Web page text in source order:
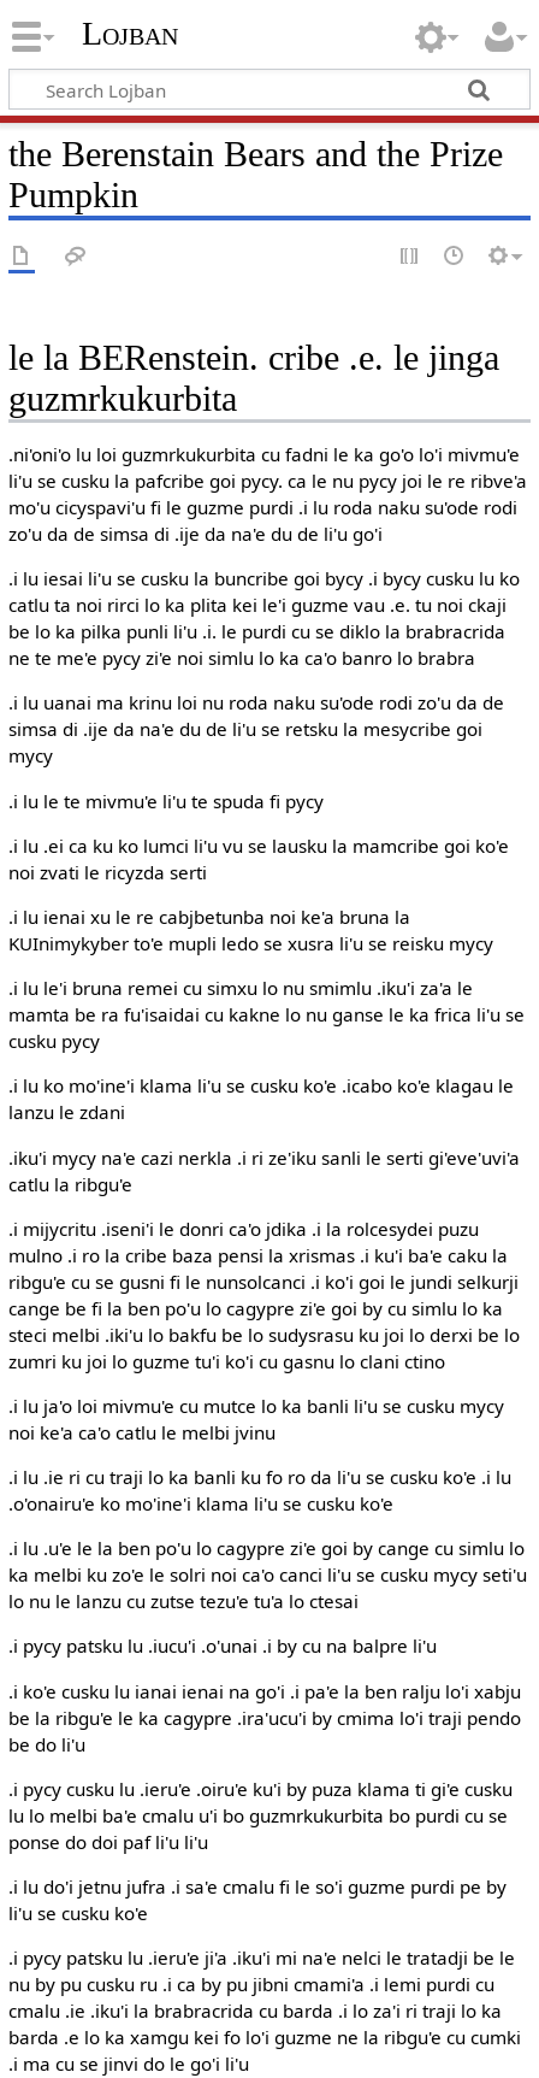
Lojban
the Berenstain Bears and the Prize
Pumpkin
le la BERenstein. cribe .e. le jinga
guzmrkukurbita
.ni'oni'o lu loi guzmrkukurbita cu fadni le ka go'o lo'i mivmu'e
li'u se cusku la pafcribe goi pycy. ca le nu pycy joi le re ribve'a
mo'u cicyspavi'u fi le guzme purdi .i lu roda naku su'ode rodi
zo'u da de simsa di .ije da na'e du de li'u go'i
.i lu iesai li'u se cusku la buncribe goi bycy .i bycy cusku lu ko
catlu ta noi rirci lo ka plita kei le'i guzme vau .e. tu noi ckaji
be lo ka pilka punli li'u .i. le purdi cu se diklo la brabracrida
ne te me'e pycy zi'e noi simlu lo ka ca'o banro lo brabra
.i lu uanai ma krinu loi nu roda naku su'ode rodi zo'u da de
simsa di .ije da na'e du de li'u se retsku la mesycribe goi
mycy
.i lu le te mivmu'e li'u te spuda fi pycy
.i lu .ei ca ku ko lumci li'u vu se lausku la mamcribe goi ko'e
noi zvati le ricyzda serti
.i lu ienai xu le re cabjbetunba noi ke'a bruna la
KUInimykyber to'e mupli ledo se xusra li'u se reisku mycy
.i lu le'i bruna remei cu simxu lo nu smimlu .iku'i za'a le
mamta be ra fu'isaidai cu kakne lo nu ganse le ka frica li'u se
cusku pycy
.i lu ko mo'ine'i klama li'u se cusku ko'e .icabo ko'e klagau le
lanzu le zdani
.iku'i mycy na'e cazi nerkla .i ri ze'iku sanli le serti gi'eve'uvi'a
catlu la ribgu'e
.i mijycritu .iseni'i le donri ca'o jdika .i la rolcesydei puzu
mulno .i ro la cribe baza pensi la xrismas .i ku'i ba'e caku la
ribgu'e cu se gusni fi le nunsolcanci .i ko'i goi le jundi selkurji
cange be fi la ben po'u lo cagypre zi'e goi by cu simlu lo ka
steci melbi .iki'u lo bakfu be lo sudysrasu ku joi lo derxi be lo
zumri ku joi lo guzme tu'i ko'i cu gasnu lo clani ctino
.i lu ja'o loi mivmu'e cu mutce lo ka banli li'u se cusku mycy
noi ke'a ca'o catlu le melbi jvinu
.i lu .ie ri cu traji lo ka banli ku fo ro da li'u se cusku ko'e .i lu
.o'onairu'e ko mo'ine'i klama li'u se cusku ko'e
.i lu .u'e le la ben po'u lo cagypre zi'e goi by cange cu simlu lo
ka melbi ku zo'e le solri noi ca'o canci li'u se cusku mycy seti'u
lo nu le lanzu cu zutse tezu'e tu'a lo ctesai
.i pycy patsku lu .iucu'i .o'unai .i by cu na balpre li'u
.i ko'e cusku lu ianai ienai na go'i .i pa'e la ben ralju lo'i xabju
be la ribgu'e le ka cagypre .ira'ucu'i by cmima lo'i traji pendo
be do li'u
.i pycy cusku lu .ieru'e .oiru'e ku'i by puza klama ti gi'e cusku
lu lo melbi ba'e cmalu u'i bo guzmrkukurbita bo purdi cu se
ponse do doi paf li'u li'u
.i lu do'i jetnu jufra .i sa'e cmalu fi le so'i guzme purdi pe by
li'u se cusku ko'e
.i pycy patsku lu .ieru'e ji'a .iku'i mi na'e nelci le tratadji be le
nu by pu cusku ru .i ca by pu jibni cmami'a .i lemi purdi cu
cmalu .ie .iku'i la brabracrida cu barda .i lo za'i ri traji lo ka
barda .e lo ka xamgu kei fo lo'i guzme ne la ribgu'e cu cumki
.i ma cu se jinvi do le go'i li'u